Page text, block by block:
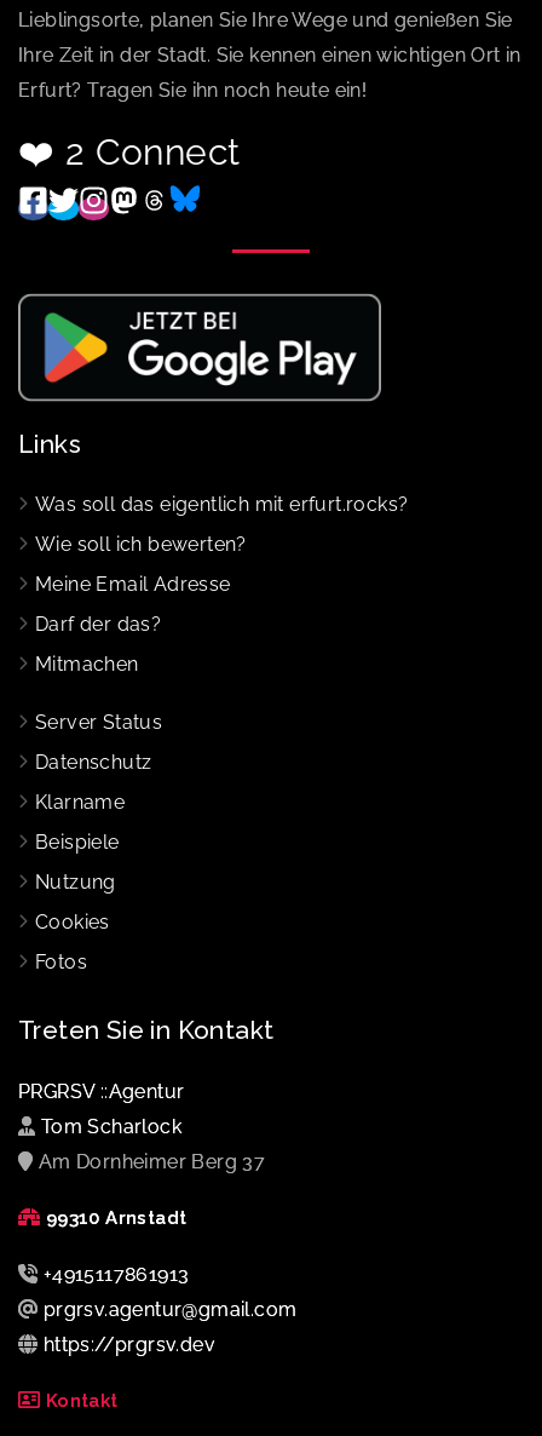
Lieblingsorte, planen Sie Ihre Wege und genießen Sie
Ihre Zeit in der Stadt. Sie kennen einen wichtigen Ort in
Erfurt? Tragen Sie ihn noch heute ein!
❤️ 2 Connect
Links
Was soll das eigentlich mit erfurt.rocks?
Wie soll ich bewerten?
Meine Email Adresse
Darf der das?
Mitmachen
Server Status
Datenschutz
Klarname
Beispiele
Nutzung
Cookies
Fotos
Treten Sie in Kontakt
PRGRSV ::Agentur
Tom Scharlock
Am Dornheimer Berg 37
99310 Arnstadt
+4915117861913
prgrsv.agentur@gmail.com
https://prgrsv.dev
Kontakt